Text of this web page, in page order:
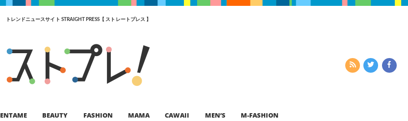
トレンドニュースサイト STRAIGHT PRESS【 ストレートプレス 】
ENTAME BEAUTY FASHION MAMA CAWAII MEN’S M-FASHION